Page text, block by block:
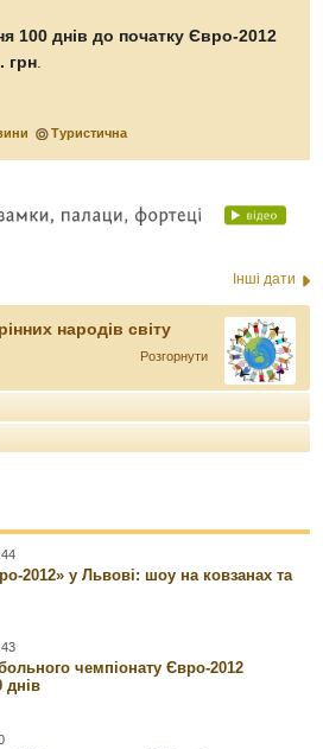
100 днів до початку Євро-2012
грн.
Туристична
Інші дати
народів світу
Розгорнути
2012» у Львові: шоу на ковзанах та
чемпіонату Євро-2012
днів